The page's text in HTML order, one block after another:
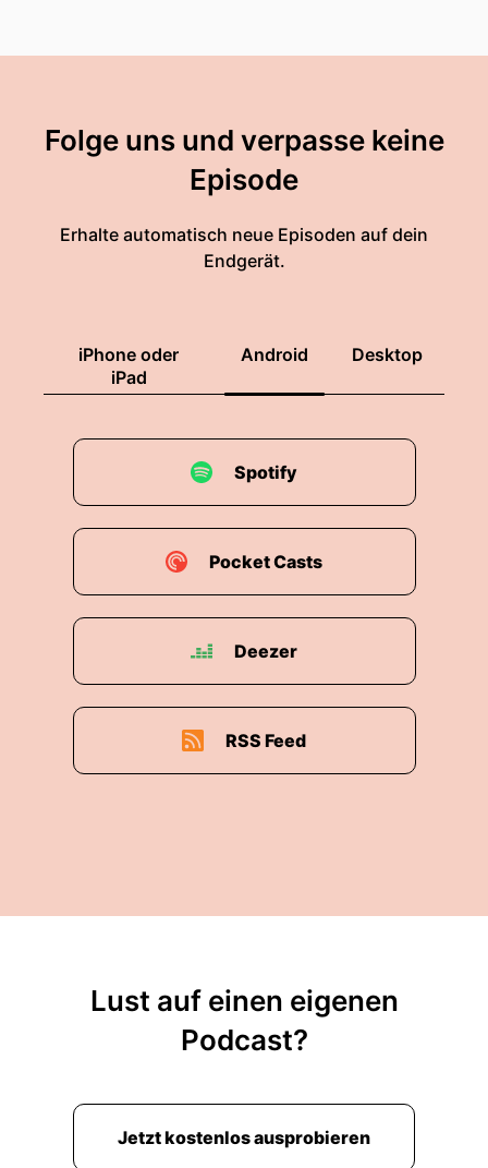
Folge uns und verpasse keine
Episode
Erhalte automatisch neue Episoden auf dein
Endgerät.
iPhone oder
iPad
Android Desktop
Spotify
Pocket Casts
Deezer
RSS Feed
Lust auf einen eigenen
Podcast?
Jetzt kostenlos ausprobieren